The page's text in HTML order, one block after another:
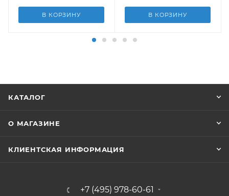
В КОРЗИНУ В КОРЗИНУ
КАТАЛОГ
О МАГАЗИНЕ
КЛИЕНТСКАЯ ИНФОРМАЦИЯ
+7 (495) 978-60-61